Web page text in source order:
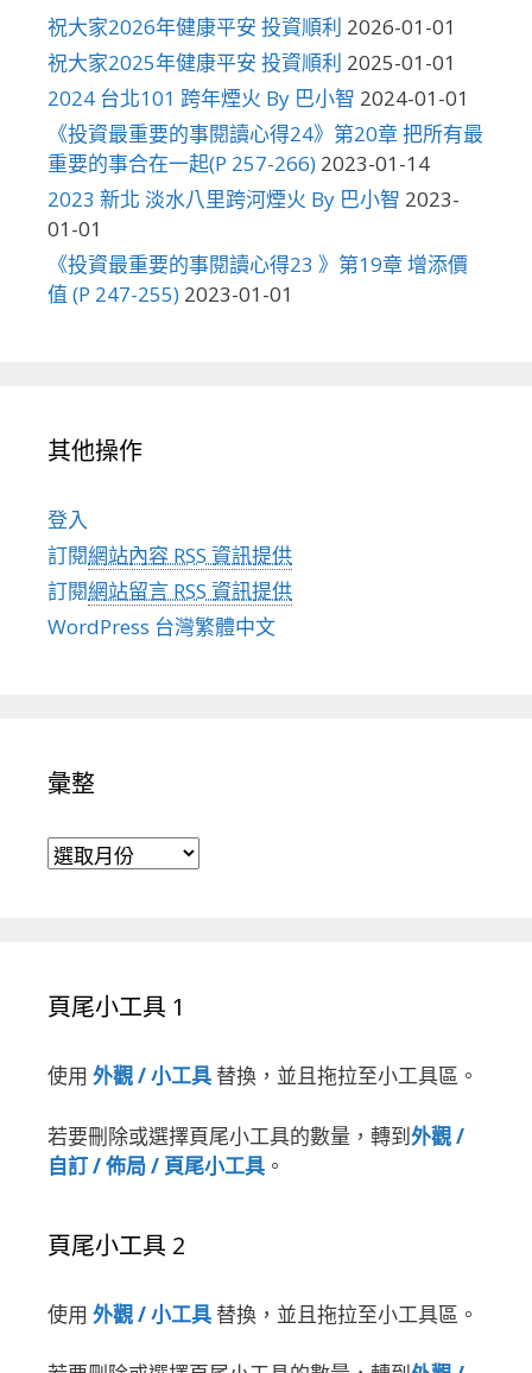
祝大家2026年健康平安 投資順利 2026-01-01
祝大家2025年健康平安 投資順利 2025-01-01
2024 台北101 跨年煙火 By 巴小智 2024-01-01
《投資最重要的事閱讀心得24》第20章 把所有最
重要的事合在一起(P 257-266) 2023-01-14
2023 新北 淡水八里跨河煙火 By 巴小智 2023-
01-01
《投資最重要的事閱讀心得23 》第19章 增添價
值 (P 247-255) 2023-01-01
其他操作
登入
訂閱網站內容 RSS 資訊提供
訂閱網站留言 RSS 資訊提供
WordPress 台灣繁體中文
彙整
彙整
頁尾小工具 1
使用 外觀 / 小工具 替換，並且拖拉至小工具區。
若要刪除或選擇頁尾小工具的數量，轉到外觀 /
自訂 / 佈局 / 頁尾小工具 。
頁尾小工具 2
使用 外觀 / 小工具 替換，並且拖拉至小工具區。